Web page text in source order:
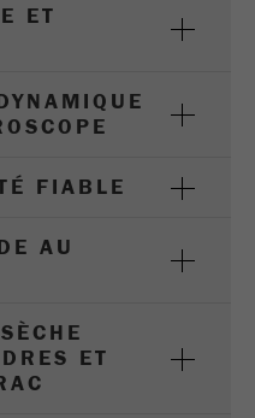
Web.
ET
FIABLE
AU
ET